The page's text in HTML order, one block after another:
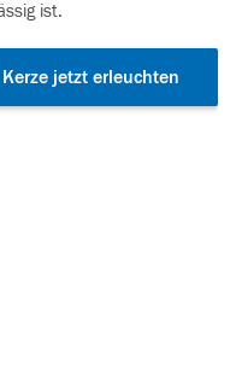
ist.
Kerze jetzt erleuchten